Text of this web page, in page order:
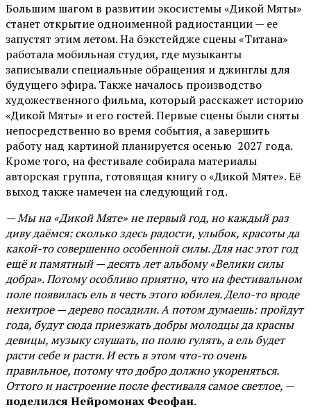
Большим шагом в развитии экосистемы «Дикой Мяты»
станет открытие одноименной радиостанции — ее
запустят этим летом. На бэкстейдже сцены «Титана»
работала мобильная студия, где музыканты
записывали специальные обращения и джинглы для
будущего эфира. Также началось производство
художественного фильма, который расскажет историю
«Дикой Мяты» и его гостей. Первые сцены были сняты
непосредственно во время события, а завершить
работу над картиной планируется осенью 2027 года.
Кроме того, на фестивале собирала материалы
авторская группа, готовящая книгу о «Дикой Мяте». Её
выход также намечен на следующий год.
— Мы на «Дикой Мяте» не первый год, но каждый раз
диву даёмся: сколько здесь радости, улыбок, красоты да
какой-то совершенно особенной силы. Для нас этот год
ещё и памятный — десять лет альбому «Велики силы
добра». Потому особливо приятно, что на фестивальном
поле появилась ель в честь этого юбилея. Дело-то вроде
нехитрое — дерево посадили. А потом думаешь: пройдут
года, будут сюда приезжать добры молодцы да красны
девицы, музыку слушать, по полю гулять, а ель будет
расти себе и расти. И есть в этом что-то очень
правильное, потому что добро должно укореняться.
Оттого и настроение после фестиваля самое светлое, —
поделился Нейромонах Феофан.